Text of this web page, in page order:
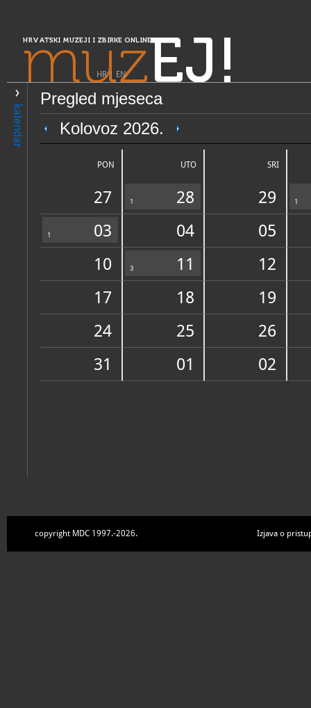
HRVATSKI MUZEJI I ZBIRKE ONLINE
muzEJ!
HR| EN
kalendar
Pregled mjeseca
Kolovoz 2026.
PON UTO SRI
27 1 28 29 1
1 03 04
05
10
3 11
12
17
18
19
24
25
26
31
01 02
PRETRAŽIVANJE
Središnja Hrvatska
Hrvatski muzej turizma
OPĆI PODACI
Zbirke
copyright MDC 1997.-2026. Izjava o